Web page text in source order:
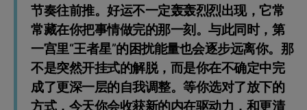
节奏往前推。好运不一定轰轰烈烈出现，它常
常藏在你把事情做完的那一刻。与此同时，第
一宫里“王者星”的困扰能量也会逐步远离你。那
不是突然开挂式的解脱，而是你在不确定中完
成了更深一层的自我调整。等你选对了放下的